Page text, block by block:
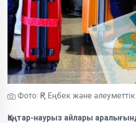
Фото: ҚР Еңбек және әлеуметтік
Қаңтар-наурыз айлары